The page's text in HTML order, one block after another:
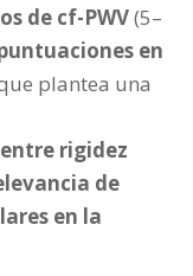
de cf-PWV(5–
en
plantea una
rigidez
de
en la